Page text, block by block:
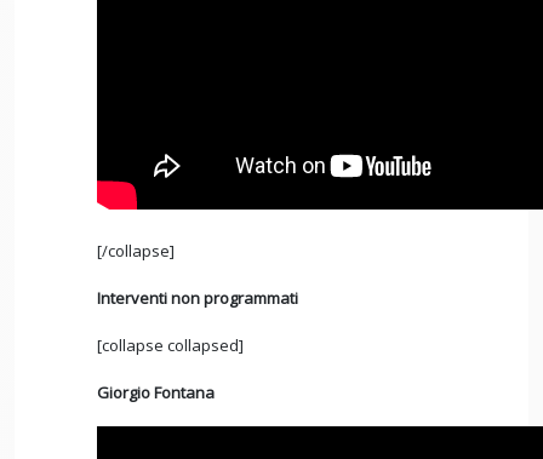
[/collapse]
Interventi non programmati
[collapse collapsed]
Giorgio Fontana